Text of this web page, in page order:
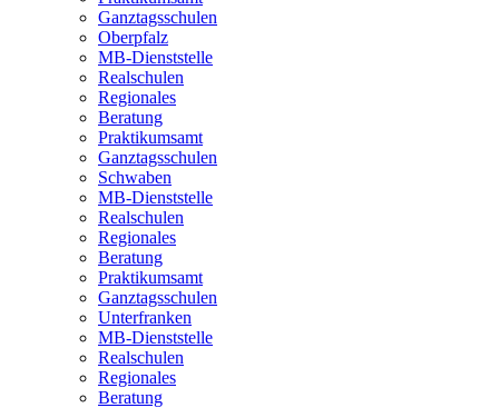
Ganztagsschulen
Oberpfalz
MB-Dienststelle
Realschulen
Regionales
Beratung
Praktikumsamt
Ganztagsschulen
Schwaben
MB-Dienststelle
Realschulen
Regionales
Beratung
Praktikumsamt
Ganztagsschulen
Unterfranken
MB-Dienststelle
Realschulen
Regionales
Beratung